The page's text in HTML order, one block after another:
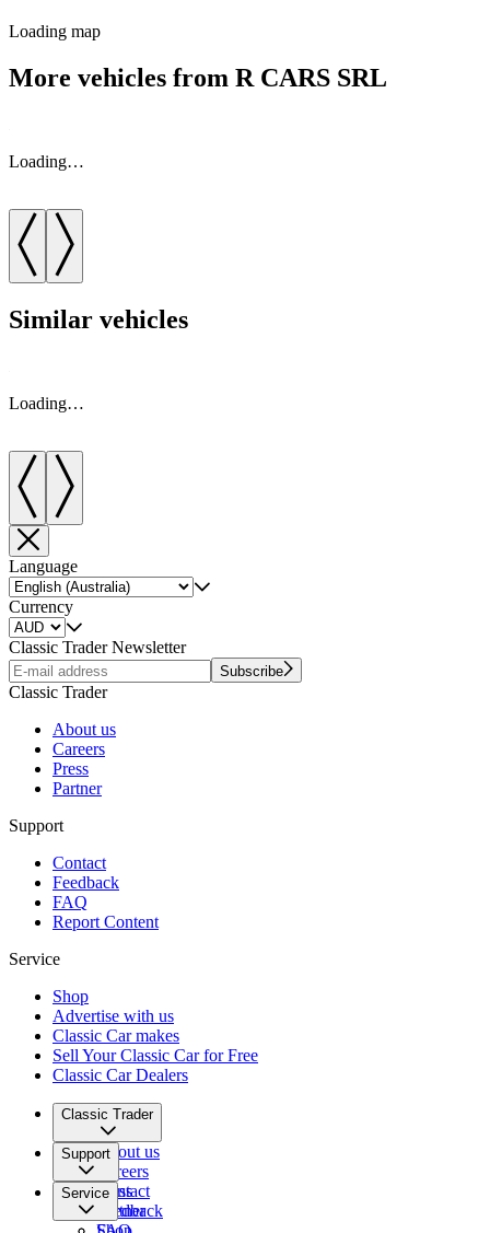
Loading map
More vehicles from R CARS SRL
Loading…
Similar vehicles
Loading…
Language
Currency
Classic Trader Newsletter
Subscribe
Classic Trader
About us
Careers
Press
Partner
Support
Contact
Feedback
FAQ
Report Content
Service
Shop
Advertise with us
Classic Car makes
Sell Your Classic Car for Free
Classic Car Dealers
Classic Trader
About us
Careers
Press
Partner
Support
Contact
Feedback
Service